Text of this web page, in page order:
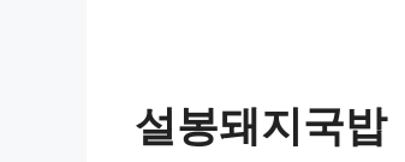
설봉돼지국밥